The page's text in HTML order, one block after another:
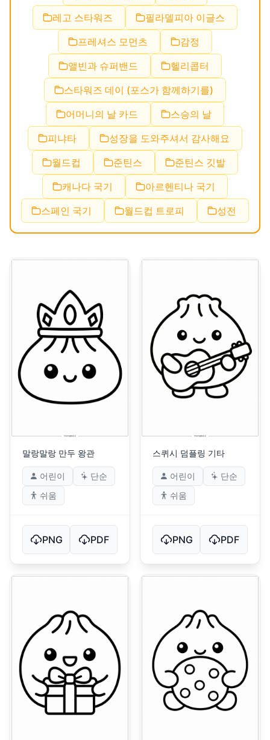
레고 스타워즈
필라델피아 이글스
프레셔스 모먼츠
감정
앨빈과 슈퍼밴드
헬리콥터
스타워즈 데이 (포스가 함께하기를)
어머니의 날 카드
스승의 날
피냐타
성장을 도와주셔서 감사해요
월드컵
준틴스
준틴스 깃발
캐나다 국기
아르헨티나 국기
스페인 국기
월드컵 트로피 성전
말랑말랑 만두 왕관
어린이
단순
쉬움
PNG PDF
스퀴시 덤플링 기타
어린이
단순
쉬움
PNG PDF